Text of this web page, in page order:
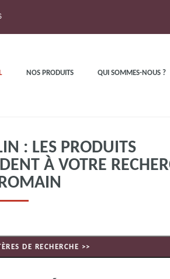
NOS PRODUITS QUI SOMMES-NOUS ?
: LES PRODUITS
À VOTRE